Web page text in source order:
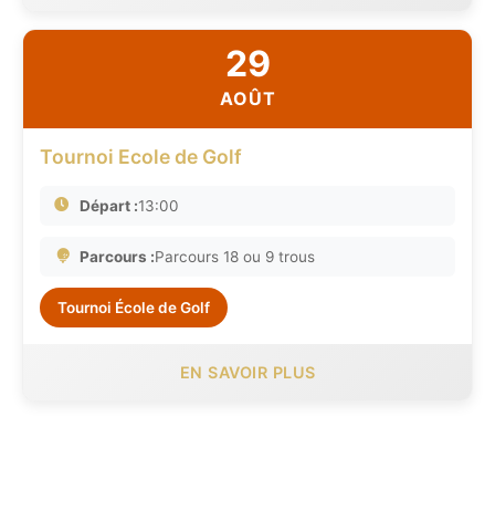
29
AOÛT
Tournoi Ecole de Golf
Départ :13:00
Parcours :Parcours 18 ou 9 trous
Tournoi École de Golf
EN SAVOIR PLUS